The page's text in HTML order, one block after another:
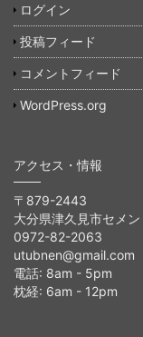
ログイン
投稿フィード
コメントフィード
WordPress.org
アクセス・情報
〒879-2443
大分県津久見市セメ
0972-82-2063
utubnen@gmail.com
電話: 8am - 5pm
枕経: 6am - 12pm